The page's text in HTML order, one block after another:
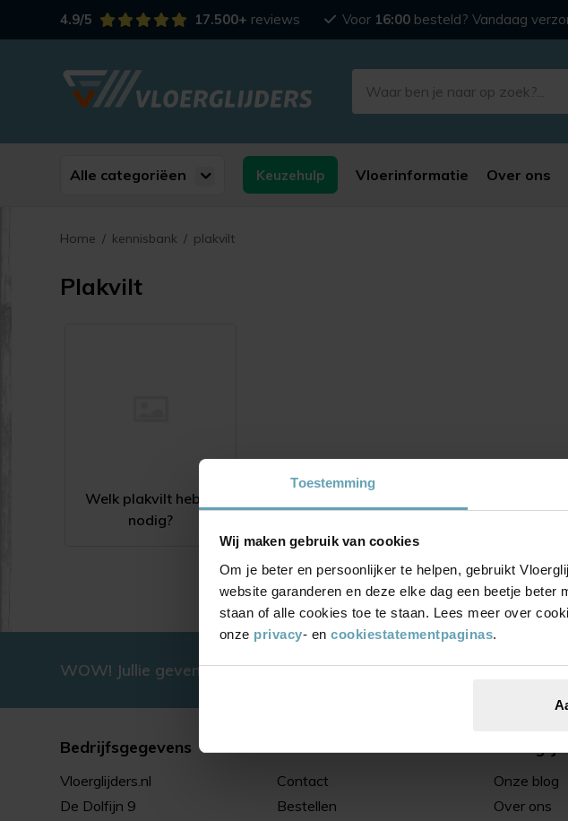
Toestemming
Wij maken gebruik van cookies
Om je beter en persoonlijker te helpen, gebruikt
website garanderen en deze elke dag een beetje
staan of alle cookies toe te staan. Lees meer over
onze privacy- en cookiestatementpaginas.
4.9/5 17.500+ reviews Voor 16:00besteld? Vandaag
Alle categoriëen Keuzehulp Vloerinformatie Over ons
Home / kennisbank / plakvilt
Plakvilt
Welk plakvilt heb ik
nodig?
WOW! Jullie geven ons gewoon een 4.9/5.0 op Trusted Shops
Bedrijfsgegevens
Vloerglijders.nl
De Dolfijn 9
Klantenservice
Contact
Bestellen
Onze blog
Over ons